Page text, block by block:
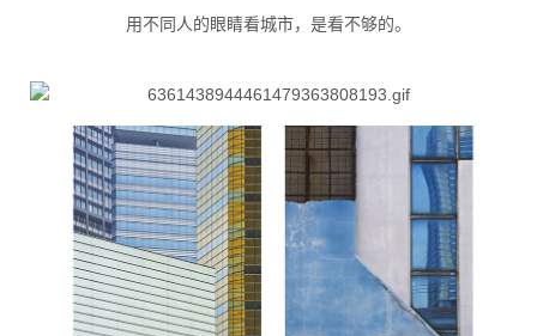
用不同人的眼睛看城市，是看不够的。